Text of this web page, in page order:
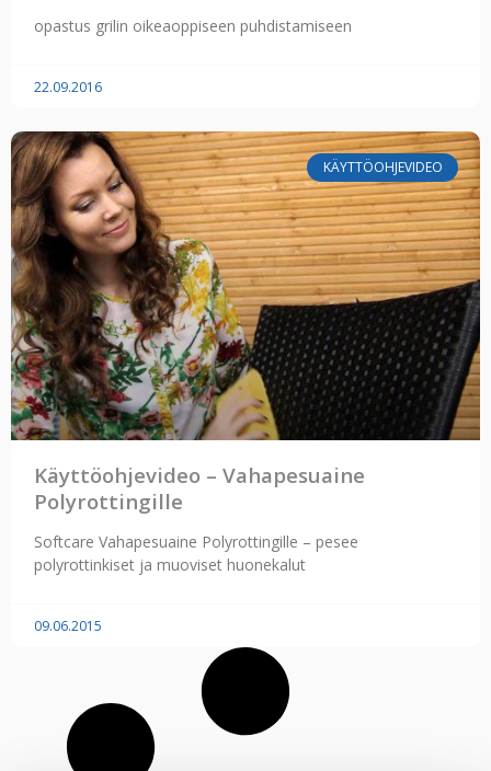
opastus grilin oikeaoppiseen puhdistamiseen
22.09.2016
KÄYTTÖOHJEVIDEO
Käyttöohjevideo – Vahapesuaine
Polyrottingille
Softcare Vahapesuaine Polyrottingille – pesee
polyrottinkiset ja muoviset huonekalut
09.06.2015